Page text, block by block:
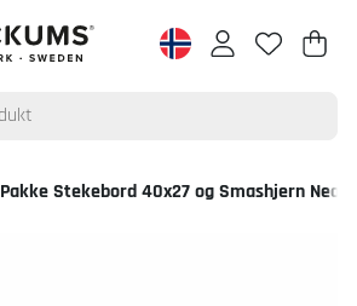
.
Pakke Stekebord 40x27 og Smashjern